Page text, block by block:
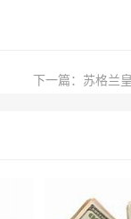
下一篇：苏格兰